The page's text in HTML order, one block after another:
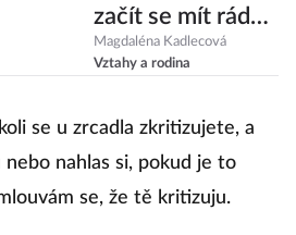
začít se mít rád?
Zkuste tipy Marie
Kondo!
Magdaléna Kadlecová
Vztahy a rodina
se u zrcadla zkritizujete, a
nahlas si, pokud je to
se, že tě kritizuju.